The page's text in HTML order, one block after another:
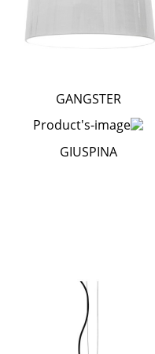
GANGSTER
GIUSPINA